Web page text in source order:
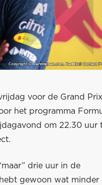
voor de Grand Prix
het programma
om 22.30 uur
drie uur in de
gewoon wat minder